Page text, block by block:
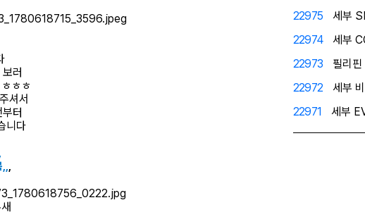
러
ㅎㅎ
셔서
터
니다
22975
22974
22973
22972
22971